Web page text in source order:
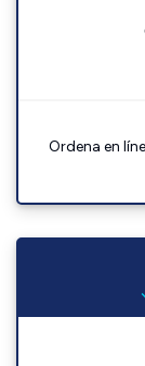
Ordena en